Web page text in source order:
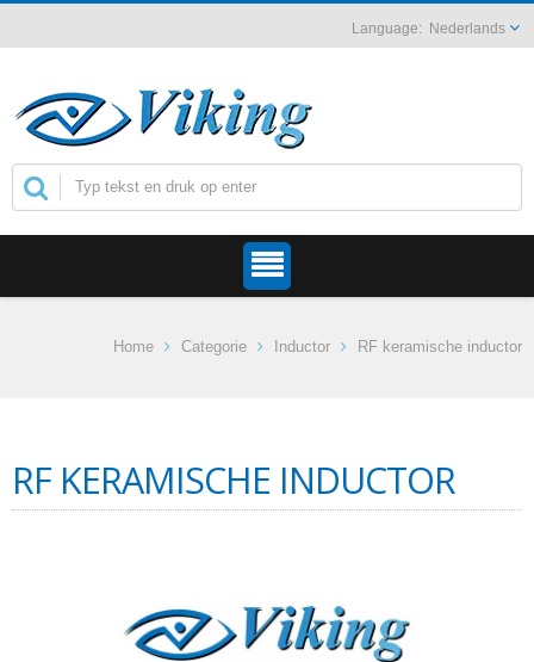
Nederlands
Home Categorie Inductor RF keramische inductor
RF KERAMISCHE INDUCTOR